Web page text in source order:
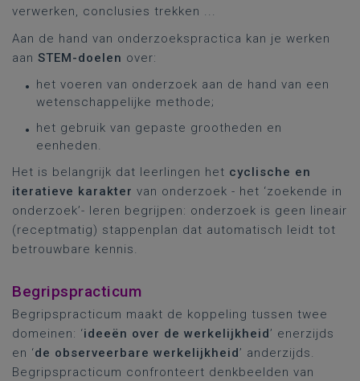
verwerken, conclusies trekken ...
Aan de hand van onderzoekspractica kan je werken
aan STEM-doelen over:
het voeren van onderzoek aan de hand van een
wetenschappelijke methode;
het gebruik van gepaste grootheden en
eenheden.
Het is belangrijk dat leerlingen het cyclische en
iteratieve karakter van onderzoek - het ‘zoekende in
onderzoek’- leren begrijpen: onderzoek is geen lineair
(receptmatig) stappenplan dat automatisch leidt tot
betrouwbare kennis.
Begripspracticum
Begripspracticum maakt de koppeling tussen twee
domeinen: ‘ideeën over de werkelijkheid’ enerzijds
en ‘de observeerbare werkelijkheid’ anderzijds.
Begripspracticum confronteert denkbeelden van